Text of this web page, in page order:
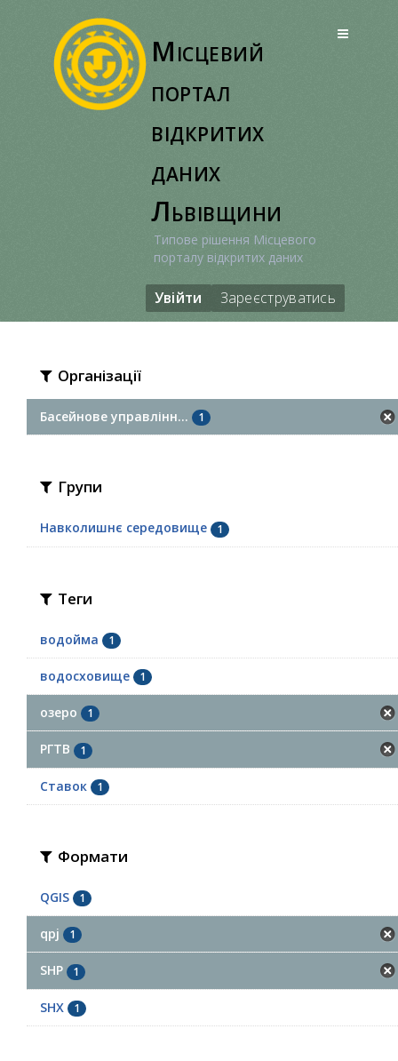
Місцевий
портал
відкритих
даних
Львівщини
Типове рішення Місцевого
порталу відкритих даних
Увійти Зареєструватись
Організації
Басейнове управлінн... 1
Групи
Навколишнє середовище 1
Теги
водойма 1
водосховище 1
озеро 1
РГТВ 1
Ставок 1
Формати
QGIS 1
qpj 1
SHP 1
SHX 1